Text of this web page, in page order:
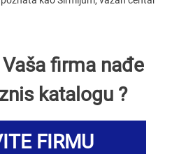
firma nađe
katalogu ?
FIRMU